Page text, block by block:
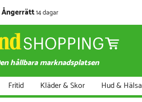
Ångerrätt14 dagar
hållbara marknadsplatsen
Fritid Kläder & Skor Hud & Hälsa